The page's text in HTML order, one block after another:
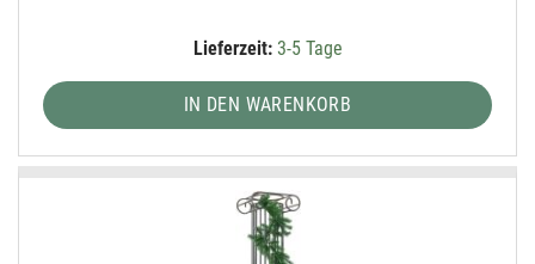
Lieferzeit:3-5 Tage
IN DEN WARENKORB